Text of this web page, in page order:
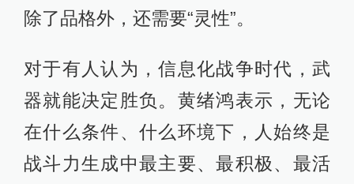
除了品格外，还需要“灵性”。
对于有人认为，信息化战争时代，武
器就能决定胜负。黄绪鸿表示，无论
在什么条件、什么环境下，人始终是
战斗力生成中最主要、最积极、最活